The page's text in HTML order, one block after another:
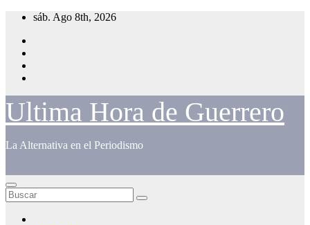
Saltar
contenido
sáb. Ago 8th, 2026
Ultima Hora de Guerrero
La Alternativa en el Periodismo